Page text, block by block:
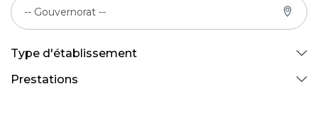
-- Gouvernorat --
Type d'établissement
Prestations